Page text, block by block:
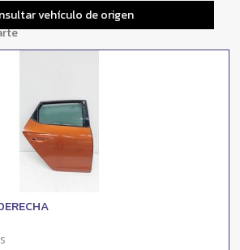
vehículo de origen